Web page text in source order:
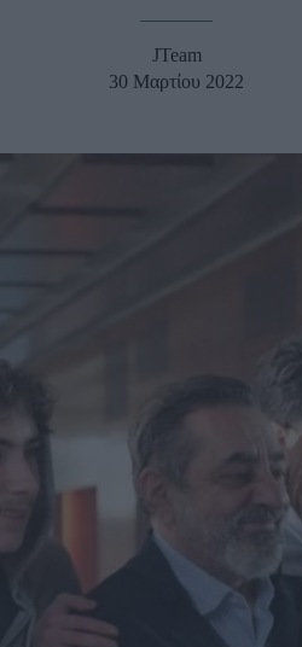
Γάμος
JTeam
30 Μαρτίου 2022